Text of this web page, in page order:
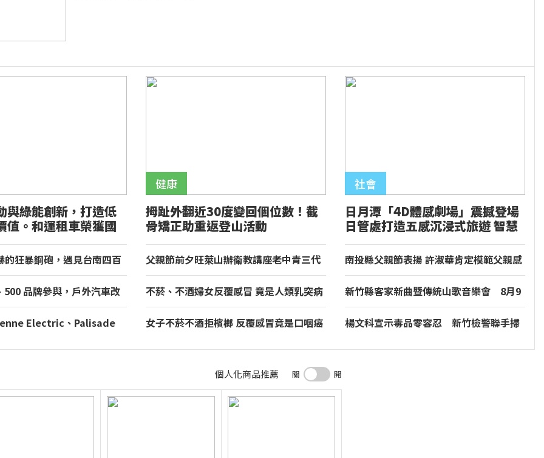
與綠能創新，打造低
值。和運租車榮獲國
獎！
的狂暴鋼砲，遇見台南四百
500 品牌參與，戶外汽車改
Electric、Palisade
拇趾外翻近30度變回個位數！截
骨矯正助重返登山活動
父親節前夕旺萊山辦衛教講座老中青三代
不菸、不酒婦女反覆感冒 竟是人類乳突病
女子不菸不酒拒檳榔 反覆感冒竟是口咽癌
日月潭「4D體感劇場」震撼登場
日管處打造五感沉浸式旅遊 智慧
觀光新體驗
南投縣父親節表揚 許淑華肯定模範父親感
新竹縣客家新曲暨傳統山歌音樂會 8月9
楊文科宣示毒品零容忍 新竹檢警聯手掃
個人化商品推薦 關 開